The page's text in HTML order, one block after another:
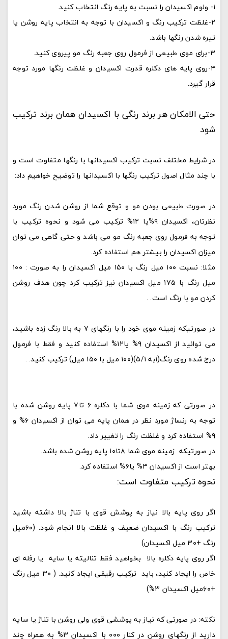
۱- ولوم اکسیدان را نسبت به پایه رنگ انتخاب کنید.
۲-غلظت ترکیب رنگ و اکسیدان با توجه به انتخاب پایه روشن یا
تیره شدن رنگها باشد.
۳-برای موی طبیعی از فرمول روی جعبه رنگ مو پیروی کنید.
۴-روی پایه های دکلره قدرت اکسیدان و غلظت رنگها مورد توجه
قرار گیرد.
حتی الامکان هر برند رنگی با اکسیدان همان برند ترکیب
شود
در شرایط مختلف نسبت ترکیب اکسیدانها با رنگها متفاوت است و
با چند مثال اصول ترکیب رنگها با اکسیدانها را توضیح خواهیم داد:
در صورت طبیعی بودن مو و توقع شما از روشن شدن رنگ مورد
نظرتان، اکسیدان ۹%یا ۱۲% ترکیب می شود و نحوه ترکیب با
توجه به فرمول روی جعبه رنگ مو می باشد و حتی گاهی می توان
میزان اکسیدان را بیشتر هم استفاده کرد.
مثلا: نسبت ۱۰۰ میل رنگ با ۱۵۰ میل اکسیدان را به صورت : ۱۰۰
میل رنگ با ۱۷۵ میل اکسیدان نیز ترکیب کرد چون هدف روشن
کردن مو با رنگ است. .
در صورتیکه زمینه موی خود را با رنگهای ۷ به بالا رنگ زده باشید،
می توانید از اکسیدان ۹% یا۱۲% استفاده کنید و فقط با فرمول
درج شده روی رنگ(۱به ۵/۱)(۱۰۰ میل با ۱۵۰ میل) ترکیب کنید. .
در صورتی که زمینه موی شما با دکلره ۶ تا۷ پایه روشن شده با
توجه به رنساژ مورد نظر در همان پایه می توان از اکسیدان ۶% و
۹% استفاده کرد و غلظت رنگ را تغییر داد.
در صورتی­که زمینه موی شما ۸تا۱۰ پایه روشن شده باشد.
بهتر است از اکسیدان ۳% یا۶% استفاده کرد.
نحوه ترکیب متفاوت است:
اگر روی پایه بالا نیاز به پوشش قوی با تناژ بالا داشته باشید
ترکیب رنگ با اکسیدان ضعیف و غلظت بالا انجام شود. (۶۰میل
رنگ +۳۰ میل اکسیدان)
اگر روی پایه دکلره بالا بخواهید فقط تنالیته یا سایه یا رفله ای
خاص را ایجاد کنید، باید ترکیب رقیقی ایجاد کنید. ( ۳۰ میل رنگ
+۶۰میل اکسیدان ۳%)
نکته: در صورتی که نیاز به پوششی قوی ولی روشن با تناژ یا سایه
دارید از رنگهای روشن در کنار ۰۰۰ با اکسیدان ۳% به همراه چند